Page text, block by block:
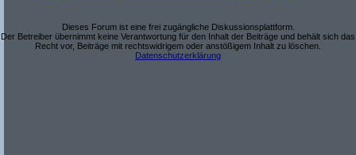
Dieses Forum ist eine frei zugängliche Diskussionsplattform.
Der Betreiber übernimmt keine Verantwortung für den Inhalt der Beiträge und behält sich das
Recht vor, Beiträge mit rechtswidrigem oder anstößigem Inhalt zu löschen.
Datenschutzerklärung